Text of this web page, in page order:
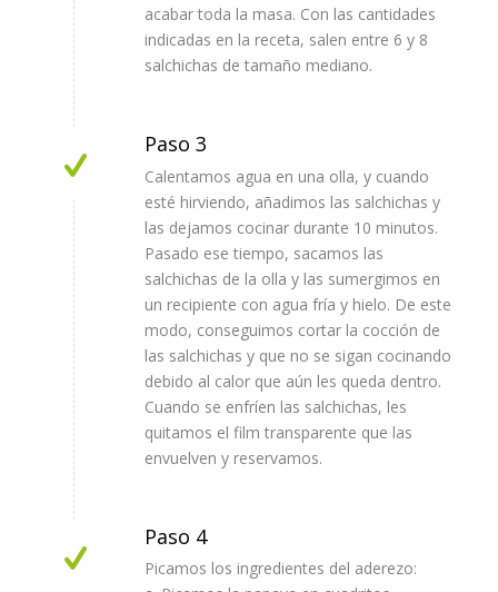
acabar toda la masa. Con las cantidades
indicadas en la receta, salen entre 6 y 8
salchichas de tamaño mediano.
Paso 3
Calentamos agua en una olla, y cuando
esté hirviendo, añadimos las salchichas y
las dejamos cocinar durante 10 minutos.
Pasado ese tiempo, sacamos las
salchichas de la olla y las sumergimos en
un recipiente con agua fría y hielo. De este
modo, conseguimos cortar la cocción de
las salchichas y que no se sigan cocinando
debido al calor que aún les queda dentro.
Cuando se enfríen las salchichas, les
quitamos el film transparente que las
envuelven y reservamos.
Paso 4
Picamos los ingredientes del aderezo: